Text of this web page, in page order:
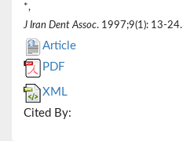
*,
J Iran Dent Assoc. 1997;9(1): 13-24.
Article
PDF
XML
Cited By: